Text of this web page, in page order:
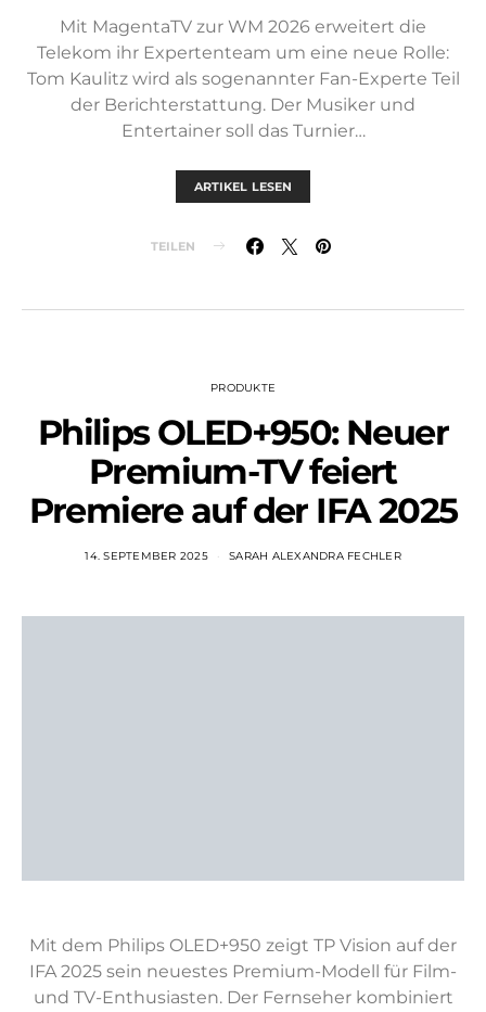
Mit MagentaTV zur WM 2026 erweitert die
Telekom ihr Expertenteam um eine neue Rolle:
Tom Kaulitz wird als sogenannter Fan-Experte Teil
der Berichterstattung. Der Musiker und
Entertainer soll das Turnier…
ARTIKEL LESEN
TEILEN
PRODUKTE
Philips OLED+950: Neuer
Premium-TV feiert
Premiere auf der IFA 2025
14. SEPTEMBER 2025 SARAH ALEXANDRA FECHLER
Mit dem Philips OLED+950 zeigt TP Vision auf der
IFA 2025 sein neuestes Premium-Modell für Film-
und TV-Enthusiasten. Der Fernseher kombiniert